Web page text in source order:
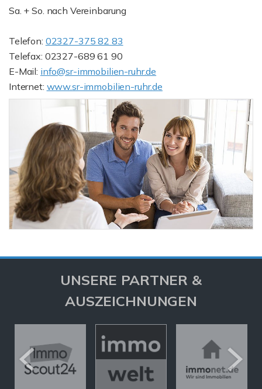
Sa. + So. nach Vereinbarung
Telefon: 02327-375 82 83
Telefax: 02327-689 61 90
E-Mail: info@sr-immobilien-ruhr.de
Internet: www.sr-immobilien-ruhr.de
UNSERE PARTNER &
AUSZEICHNUNGEN